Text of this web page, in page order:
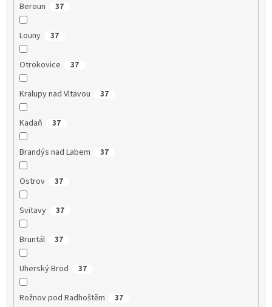
Beroun 37
Louny 37
Otrokovice 37
Kralupy nad Vltavou 37
Kadaň 37
Brandýs nad Labem 37
Ostrov 37
Svitavy 37
Bruntál 37
Uherský Brod 37
Rožnov pod Radhoštěm 37